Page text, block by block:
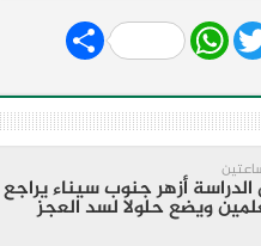
Share
أزهر جنوب سيناء يراجع
ويضع حلولا لسد العجز